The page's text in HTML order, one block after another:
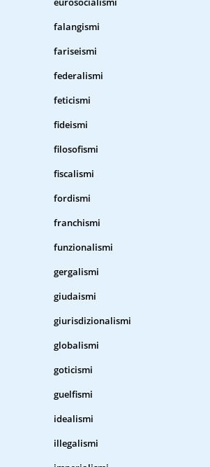
falangismi
fariseismi
federalismi
feticismi
fideismi
filosofismi
fiscalismi
fordismi
franchismi
funzionalismi
gergalismi
giudaismi
giurisdizionalismi
globalismi
goticismi
guelfismi
idealismi
illegalismi